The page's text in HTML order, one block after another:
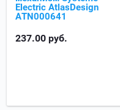
Electric AtlasDesign
ATN000641
237.00 руб.